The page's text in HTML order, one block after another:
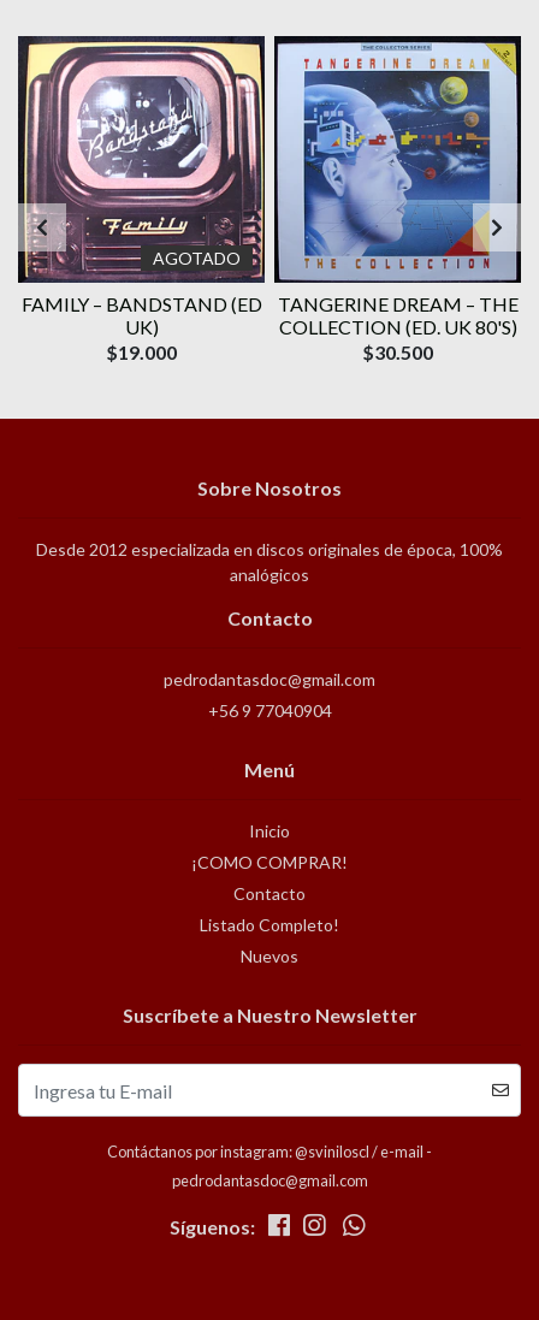
AGOTADO
FAMILY ‎– BANDSTAND (ED
UK)
$19.000
TANGERINE DREAM – THE
COLLECTION (ED. UK 80'S)
$30.500
Sobre Nosotros
Desde 2012 especializada en discos originales de época, 100%
analógicos
Contacto
pedrodantasdoc@gmail.com
+56 9 77040904
Menú
Inicio
¡COMO COMPRAR!
Contacto
Listado Completo!
Nuevos
Suscríbete a Nuestro Newsletter
Contáctanos por instagram: @sviniloscl / e-mail -
pedrodantasdoc@gmail.com
Síguenos: